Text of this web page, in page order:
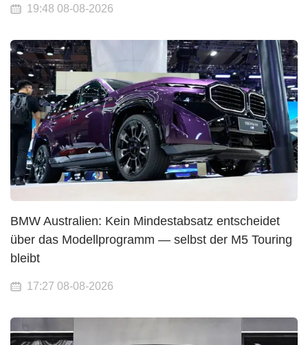
19:48 08-08-2026
BMW Australien: Kein Mindestabsatz entscheidet
über das Modellprogramm — selbst der M5 Touring
bleibt
17:27 08-08-2026